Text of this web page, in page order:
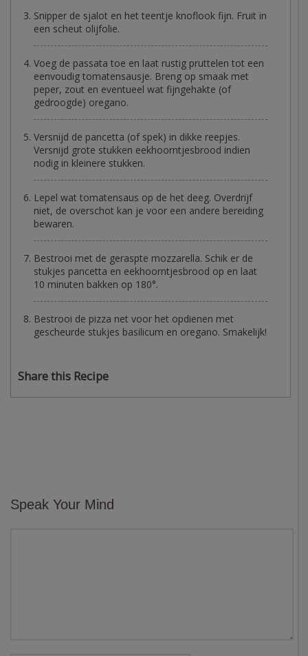
Snipper de sjalot en het teentje knoflook fijn. Fruit in
een scheut olijfolie.
Voeg de passata toe en laat rustig pruttelen tot een
eenvoudig tomatensausje. Breng op smaak met
peper, zout en eventueel wat fijngehakte (of
gedroogde) oregano.
Versnijd de pancetta (of spek) in dikke reepjes.
Versnijd grote stukken eekhoorntjesbrood indien
nodig in kleinere stukken.
Lepel wat tomatensaus op de het deeg. Overdrijf
niet, de overschot kan je voor een andere bereiding
bewaren.
Bestrooi met de geraspte mozzarella. Schik er de
stukjes pancetta en eekhoorntjesbrood op en laat
10 minuten bakken op 180°.
Bestrooi de pizza net voor het opdienen met
gescheurde stukjes basilicum en oregano. Smakelijk!
Share this Recipe
Speak Your Mind